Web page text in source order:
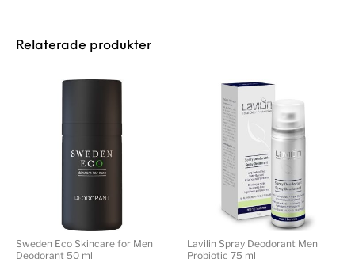
Relaterade produkter
Sweden Eco Skincare for Men
Deodorant 50 ml
Lavilin Spray Deodorant Men
Probiotic 75 ml